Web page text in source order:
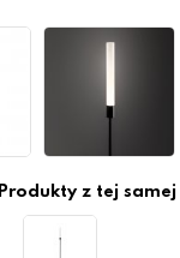
Produkty z tej samej